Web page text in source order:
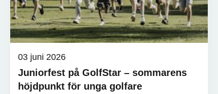
03 juni 2026
Juniorfest på GolfStar – sommarens
höjdpunkt för unga golfare